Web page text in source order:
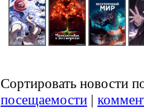
Сортировать новости
посещаемости |